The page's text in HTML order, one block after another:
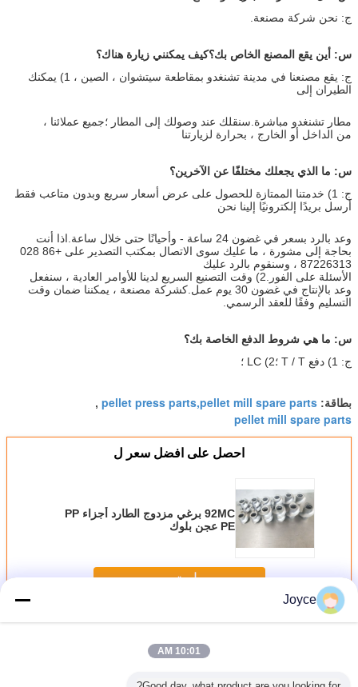
ج: نحن شركة مصنعة.
س: أين يقع المصنع الخاص بك؟كيف يمكنني زيارة هناك؟
ج: يقع مصنعنا في مدينة تشنغدو بمقاطعة سيتشوان ، الصين ، 1) يمكنك
الطيران إلى
مطار تشنغدو مباشرة.سنقلك عند وصولك إلى المطار ؛جميع عملائنا ،
من الداخل أو الخارج ، بحرارة لزيارتنا
س: ما الذي يجعلك مختلفًا عن الآخرين؟
ج: 1) خدمتنا الممتازة للحصول على عرض أسعار سريع وبدون متاعب فقط
أرسل بريدًا إلكترونيًا إلينا نحن
وعد بالرد بسعر في غضون 24 ساعة - وأحيانًا حتى خلال ساعة.اذا أنت
بحاجة إلى مشورة ، ما عليك سوى الاتصال بمكتب التصدير على +86 028
87226313 ، وسنقوم بالرد عليك
الأسئلة على الفور.2) وقت التصنيع السريع لدينا للأوامر العادية ، سنفعل
وعد بالإنتاج في غضون 30 يوم عمل.كشركة مصنعة ، يمكننا ضمان وقت
التسليم وفقًا للعقد الرسمي.
س: ما هي شروط الدفع الخاصة بك؟
ج: 1) دفع T / T ؛2) LC ؛
بطاقة: pellet press parts,pellet mill spare parts
,
pellet mill spare parts
احصل على افضل سعر ل
92MC برغي مزدوج الطارد أجزاء PP
PE عجن بلوك
استمر
أكثرعجن كتلة
Joyce
10:01 AM